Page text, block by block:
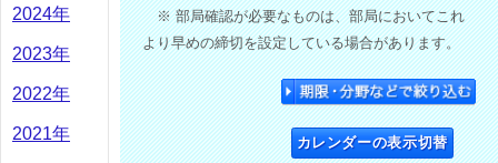
2024年
2023年
2022年
2021年
※ 部局確認が必要なものは、部局においてこれ
より早めの締切を設定している場合があります。
カレンダーの表示切替